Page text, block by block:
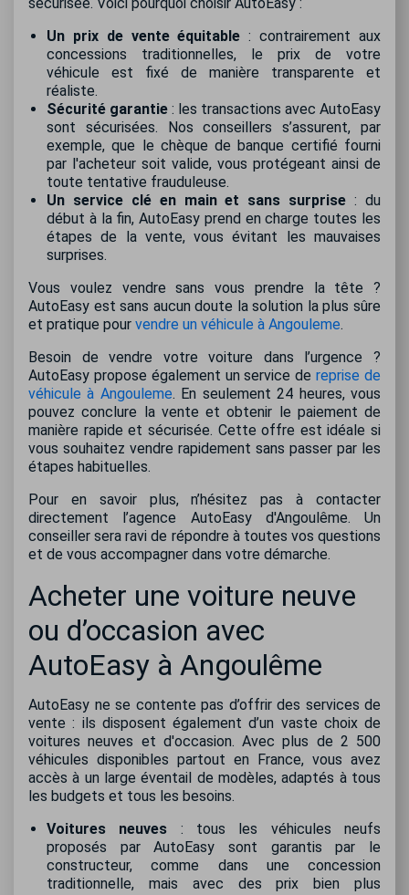
Un prix de vente équitable : contrairement aux
concessions traditionnelles, le prix de votre
véhicule est fixé de manière transparente et
réaliste.
Sécurité garantie : les transactions avec AutoEasy
sont sécurisées. Nos conseillers s’assurent, par
exemple, que le chèque de banque certifié fourni
par l'acheteur soit valide, vous protégeant ainsi de
toute tentative frauduleuse.
Un service clé en main et sans surprise : du
début à la fin, AutoEasy prend en charge toutes les
étapes de la vente, vous évitant les mauvaises
surprises.
Vous voulez vendre sans vous prendre la tête ?
AutoEasy est sans aucun doute la solution la plus sûre
et pratique pour vendre un véhicule à Angouleme.
Besoin de vendre votre voiture dans l’urgence ?
AutoEasy propose également un service dereprise de
véhicule à Angouleme. En seulement 24 heures, vous
pouvez conclure la vente et obtenir le paiement de
manière rapide et sécurisée. Cette offre est idéale si
vous souhaitez vendre rapidement sans passer par les
étapes habituelles.
Pour en savoir plus, n’hésitez pas à contacter
directement l’agence AutoEasy d'Angoulême. Un
conseiller sera ravi de répondre à toutes vos questions
et de vous accompagner dans votre démarche.
Acheter une voiture neuve
ou d’occasion avec
AutoEasy à Angoulême
AutoEasy ne se contente pas d’offrir des services de
vente : ils disposent également d’un vaste choix de
voitures neuves et d'occasion. Avec plus de 2 500
véhicules disponibles partout en France, vous avez
accès à un large éventail de modèles, adaptés à tous
les budgets et tous les besoins.
Voitures neuves : tous les véhicules neufs
proposés par AutoEasy sont garantis par le
constructeur, comme dans une concession
traditionnelle, mais avec des prix bien plus